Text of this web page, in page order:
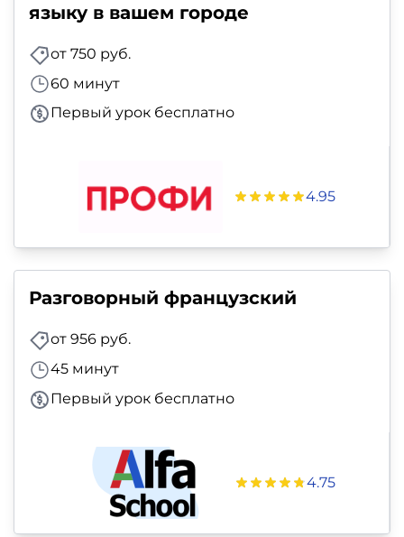
языку в вашем городе
от 750 руб.
60 минут
Первый урок бесплатно
4.95
Разговорный французский
от 956 руб.
45 минут
Первый урок бесплатно
4.75